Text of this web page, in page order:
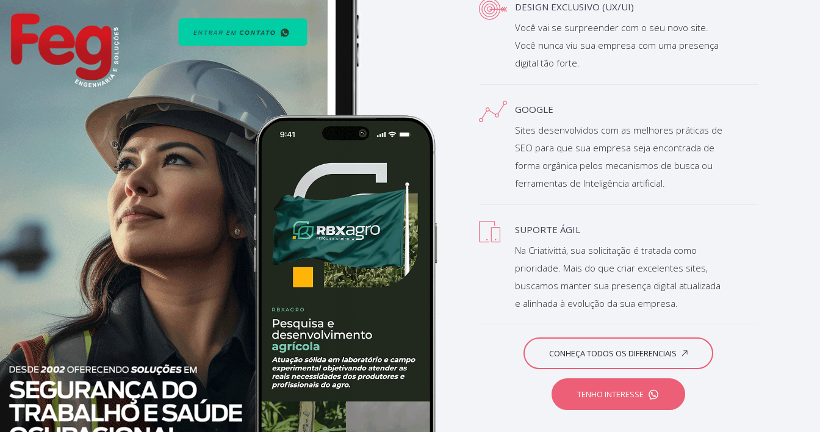
DESIGN EXCLUSIVO (UX/UI)
Você vai se surpreender com o seu novo site.
Você nunca viu sua empresa com uma presença
digital tão forte.
GOOGLE
Sites desenvolvidos com as melhores práticas de
SEO para que sua empresa seja encontrada de
forma orgânica pelos mecanismos de busca ou
ferramentas de Inteligência artificial.
SUPORTE ÁGIL
Na Criativittá, sua solicitação é tratada como
prioridade. Mais do que criar excelentes sites,
buscamos manter sua presença digital atualizada
e alinhada à evolução da sua empresa.
CONHEÇA TODOS OS DIFERENCIAIS
TENHO INTERESSE